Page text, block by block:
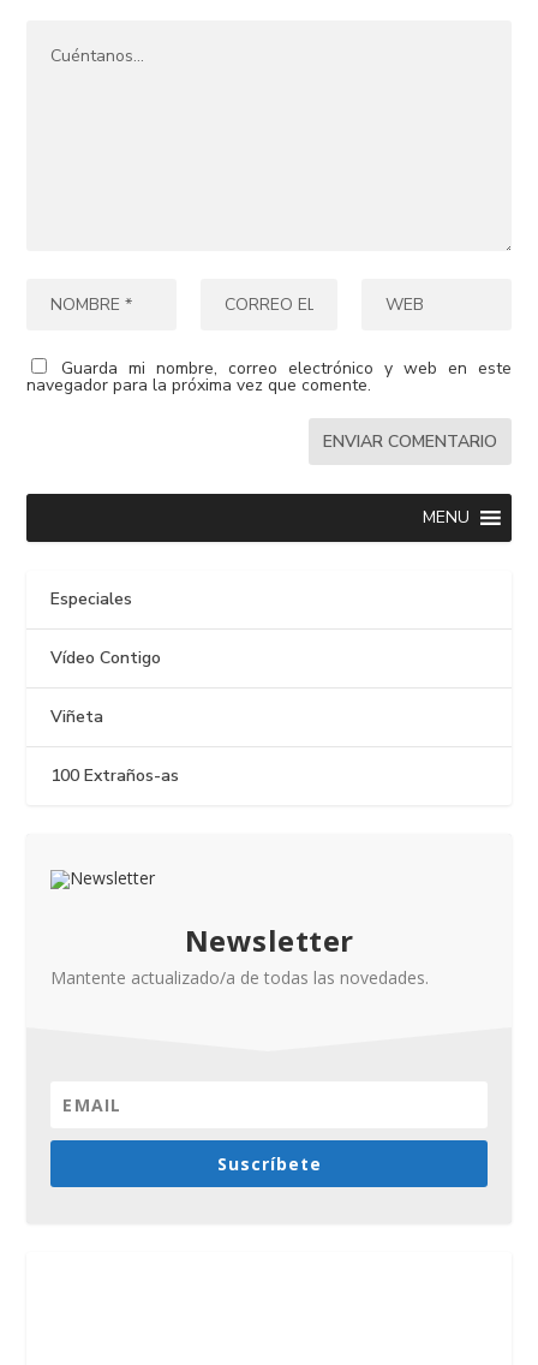
Guarda mi nombre, correo electrónico y web en este
navegador para la próxima vez que comente.
MENU
Especiales
Vídeo Contigo
Viñeta
100 Extraños-as
Newsletter
Mantente actualizado/a de todas las novedades.
Suscríbete